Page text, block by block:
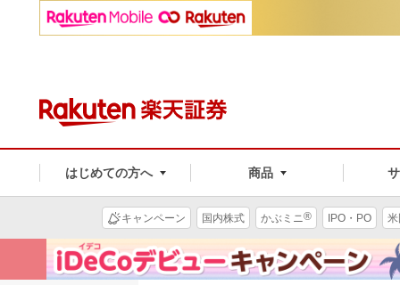
はじめての方へ 商品
キャンペーン 国内株式 かぶミニ® IPO・PO